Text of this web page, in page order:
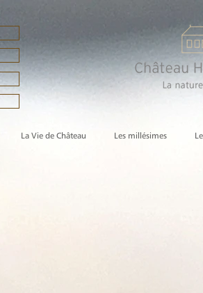
La Vie de Château Les millésimes